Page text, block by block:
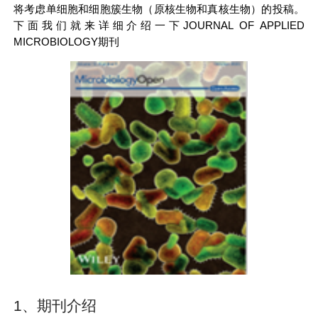
将考虑单细胞和细胞簇生物（原核生物和真核生物）的投稿。
下面我们就来详细介绍一下JOURNAL OF APPLIED
MICROBIOLOGY期刊
1、期刊介绍